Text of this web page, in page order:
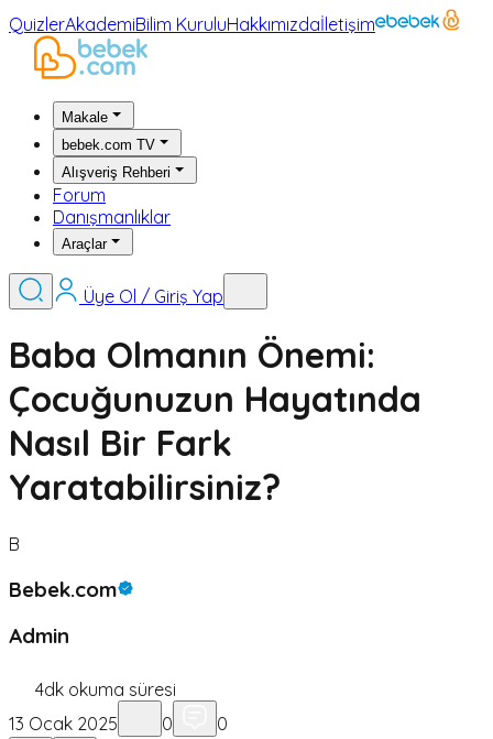
QuizlerAkademiBilim KuruluHakkımızdaİletişim
Makale
bebek.com TV
Alışveriş Rehberi
Forum
Danışmanlıklar
Araçlar
Üye Ol / Giriş Yap
Baba Olmanın Önemi:
Çocuğunuzun Hayatında
Nasıl Bir Fark
Yaratabilirsiniz?
B
Bebek.com
Admin
4dk okuma süresi
13 Ocak 2025
0 0